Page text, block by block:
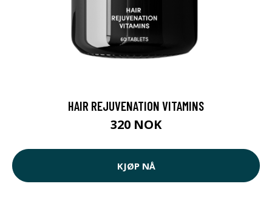
HAIR REJUVENATION VITAMINS
320 NOK
KJØP NÅ